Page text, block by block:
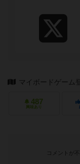
マイボードゲーム
487
興味あり
コメントが